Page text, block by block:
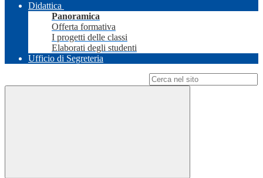
Didattica
Panoramica
Offerta formativa
I progetti delle classi
Elaborati degli studenti
Ufficio di Segreteria